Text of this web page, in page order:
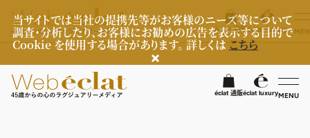
当サイトでは当社の提携先等がお客様のニーズ等について
調査・分析したり、お客様にお勧めの広告を表示する目的で
Cookie を使用する場合があります。 詳しくはこちら
éclat 通販éclat luxuryMENU検
éclat 通販éclat luxury